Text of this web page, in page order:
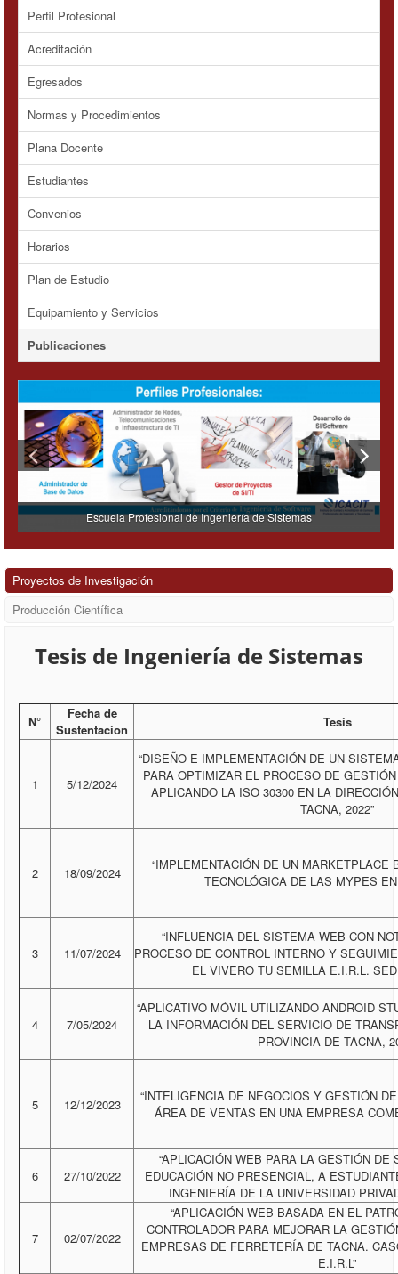
Perfil Profesional
Acreditación
Egresados
Normas y Procedimientos
Plana Docente
Estudiantes
Convenios
Horarios
Plan de Estudio
Equipamiento y Servicios
Publicaciones
Escuela Profesional de Ingeniería de Sistemas
Proyectos de Investigación
Producción Científica
Tesis de Ingeniería de Sistemas
N°
Fecha de
Sustentacion
Tesis
1 5/12/2024
“DISEÑO E IMPLEMENTACIÓN DE UN
PARA OPTIMIZAR EL PROCESO DE
APLICANDO LA ISO 30300 EN LA
TACNA, 2022”
2 18/09/2024
“IMPLEMENTACIÓN DE UN MARKETPLACE
TECNOLÓGICA DE LAS MYPES EN
3 11/07/2024
“INFLUENCIA DEL SISTEMA WEB CON
PROCESO DE CONTROL INTERNO Y
EL VIVERO TU SEMILLA E.I.R.L.
4 7/05/2024
“APLICATIVO MÓVIL UTILIZANDO ANDROID
LA INFORMACIÓN DEL SERVICIO DE
PROVINCIA DE TACNA,
5 12/12/2023
“INTELIGENCIA DE NEGOCIOS Y GESTIÓN
ÁREA DE VENTAS EN UNA EMPRESA
6 27/10/2022
“APLICACIÓN WEB PARA LA GESTIÓN DE
EDUCACIÓN NO PRESENCIAL, A
INGENIERÍA DE LA UNIVERSIDAD
7 02/07/2022
“APLICACIÓN WEB BASADA EN EL
CONTROLADOR PARA MEJORAR LA
EMPRESAS DE FERRETERÍA DE TACNA.
E.I.R.L”